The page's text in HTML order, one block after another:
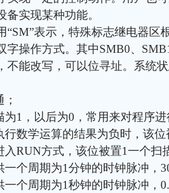
实现某种功能。
“SM”表示，特殊标志继电器区
字操作方式。其中SMB0、
不能改写，可以位寻址。系统
为1，以后为0，常用来对程序
行数学运算的结果为负时，该位
入RUN方式，该位被置1一个扫
一个周期为1分钟的时钟脉冲，
一个周期为1秒钟的时钟脉冲，